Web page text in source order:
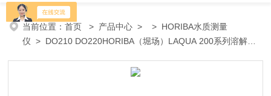
当前位置：首页 > 产品中心 > > HORIBA水质测量
仪 > DO210 DO220HORIBA（堀场）LAQUA 200系列溶解氧